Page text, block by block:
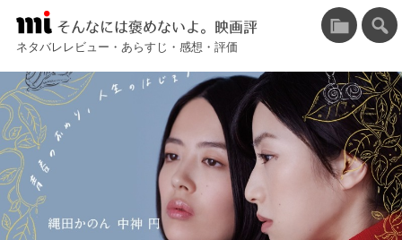
そんなには褒めないよ。映画評
ネタバレレビュー・あらすじ・感想・評価